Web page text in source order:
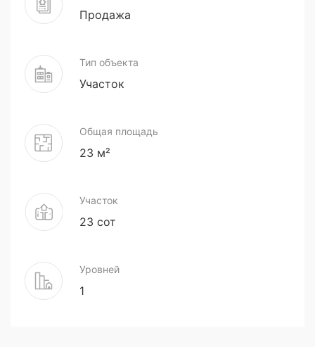
Продажа
Тип объекта
Участок
Общая площадь
23 м²
Участок
23 сот
Уровней
1